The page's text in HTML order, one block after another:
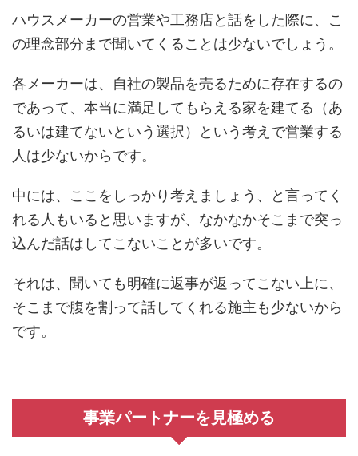
ハウスメーカーの営業や工務店と話をした際に、こ
の理念部分まで聞いてくることは少ないでしょう。
各メーカーは、自社の製品を売るために存在するの
であって、本当に満足してもらえる家を建てる（あ
るいは建てないという選択）という考えで営業する
人は少ないからです。
中には、ここをしっかり考えましょう、と言ってく
れる人もいると思いますが、なかなかそこまで突っ
込んだ話はしてこないことが多いです。
それは、聞いても明確に返事が返ってこない上に、
そこまで腹を割って話してくれる施主も少ないから
です。
事業パートナーを見極める